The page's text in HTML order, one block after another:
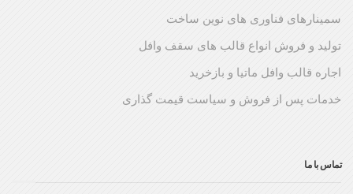
سمینارهای فناوری های نوین ساخت
تولید و فروش انواع قالب های سقف وافل
اجاره قالب وافل ماتیا و بازخرید
خدمات پس از فروش و سیاست قیمت گذاری
تماس با ما